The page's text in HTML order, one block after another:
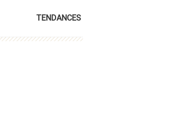
TENDANCES